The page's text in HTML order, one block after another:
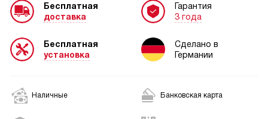
Бесплатная
доставка
Бесплатная
установка
Гарантия
3 года
Сделано в
Германии
Наличные Банковская карта